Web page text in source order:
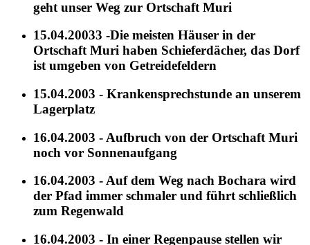
geht unser Weg zur Ortschaft Muri
15.04.20033 -Die meisten Häuser in der
Ortschaft Muri haben Schieferdächer, das Dorf
ist umgeben von Getreidefeldern
15.04.2003 - Krankensprechstunde an unserem
Lagerplatz
16.04.2003 - Aufbruch von der Ortschaft Muri
noch vor Sonnenaufgang
16.04.2003 - Auf dem Weg nach Bochara wird
der Pfad immer schmaler und führt schließlich
zum Regenwald
16.04.2003 - In einer Regenpause stellen wir